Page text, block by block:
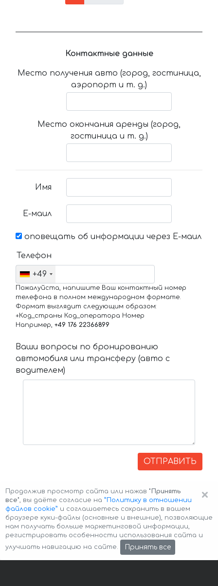
Контактные данные
Место получения авто (город, гостиница,
аэропорт и т. д.)
Место окончания аренды (город,
гостиница и т. д.)
Имя
Е-маил
оповещать об информации через Е-маил
Телефон
+49
Пожалуйста, напишите Ваш контактный номер
телефона в полном международном формате.
Формат выглядит следующим образом:
+Код_страны Код_оператора Номер
Например, +49 176 22366899
Ваши вопросы по бронированию
автомобиля или трансферу (авто с
водителем)
ОТПРАВИТЬ
Авторские права © 2026 Авто-Аренда Cookie Policy
×
Продолжив просмотр сайта или нажав "Принять
все", вы даёте согласие на ”Политику в отношении
файлов cookie” и соглашаетесь сохранить в вашем
браузере куки-файлы (основные и внешние), позволяющие
нам получать больше маркетинговой информации,
регистрировать особенности использования сайта и
улучшать навигацию на сайте.
Принять все